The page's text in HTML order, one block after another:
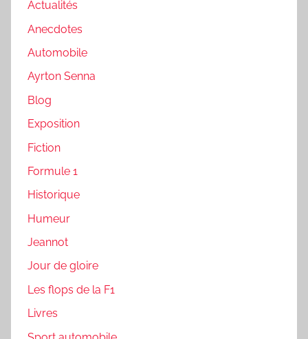
Actualités
Anecdotes
Automobile
Ayrton Senna
Blog
Exposition
Fiction
Formule 1
Historique
Humeur
Jeannot
Jour de gloire
Les flops de la F1
Livres